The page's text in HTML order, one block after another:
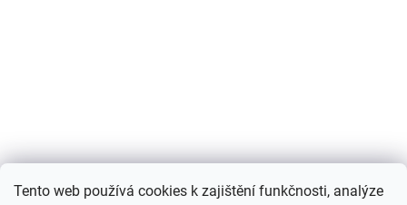
Tento web používá cookies k zajištění funkčnosti, analýze